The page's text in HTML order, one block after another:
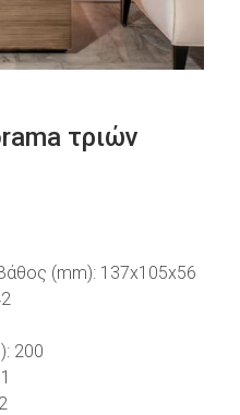
τριών
(mm): 137x105x56
200